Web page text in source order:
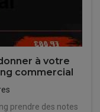
à votre
commercial
prendre des notes